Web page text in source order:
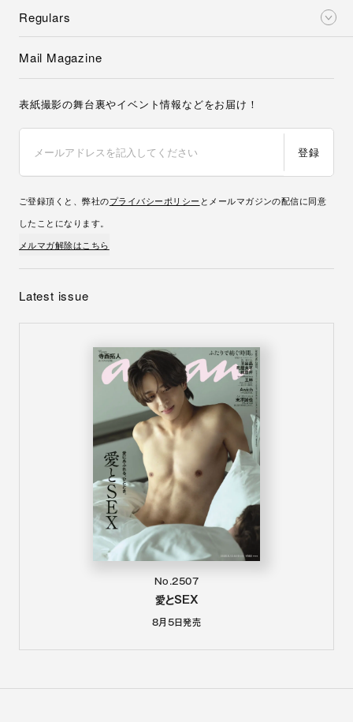
Regulars
Mail Magazine
表紙撮影の舞台裏やイベント情報などをお届け！
登録
ご登録頂くと、弊社のプライバシーポリシー とメールマガジンの配信に同意
したことになります。
メルマガ解除はこちら
Latest issue
No.2507
愛とSEX
8月5日発売